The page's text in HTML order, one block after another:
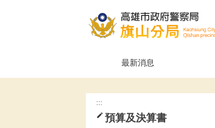
最新消息
:::
預算及決算書